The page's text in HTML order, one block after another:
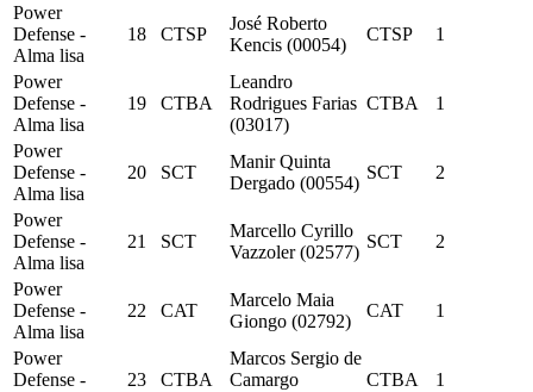
Power
Defense -
Alma lisa
18 CTSP
José Roberto
Kencis (00054)
CTSP 1
Power
Defense -
Alma lisa
19 CTBA
Leandro
Rodrigues Farias
(03017)
CTBA 1
Power
Defense -
Alma lisa
20 SCT
Manir Quinta
Dergado (00554)
SCT 2
Power
Defense -
Alma lisa
21 SCT
Marcello Cyrillo
Vazzoler (02577)
SCT 2
Power
Defense -
Alma lisa
22 CAT
Marcelo Maia
Giongo (02792)
CAT 1
Power
Defense -
23 CTBA
Marcos Sergio de
Camargo
CTBA 1